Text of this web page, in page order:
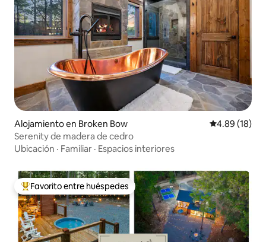
Alojamiento en Broken Bow Calificación
4.89 (18)
Serenity de madera de cedro
Ubicación · Familiar · Espacios interiores
Favorito entre huéspedes preferido
Favorito entre huéspedes